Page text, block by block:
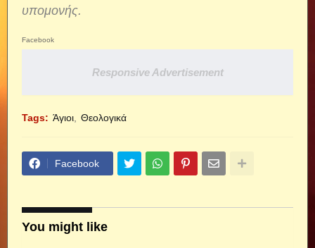
υπομονής.
Facebook
Responsive Advertisement
Tags: Άγιοι Θεολογικά
Facebook
You might like